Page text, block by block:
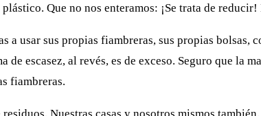
Que no nos enteramos: ¡Se trata de reducir!
a usar sus propias fiambreras, sus propias
escasez, al revés, es de exceso. Seguro que la
fiambreras.